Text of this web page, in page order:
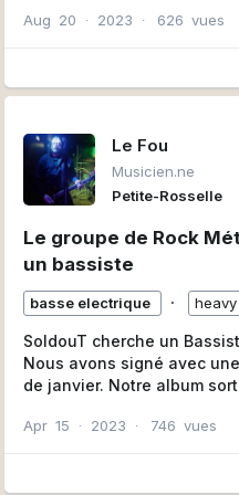
Aug 20 ∙ 2023 ∙ 626 vues
Le Fou
Musicien.ne
Petite-Rosselle
Le groupe de Rock
un bassiste
basse electrique ∙
SoldouT cherche un
Nous avons signé avec
de janvier. Notre album
faire de la scène, avoir
Si tu penses être notre
Apr 15 ∙ 2023 ∙ 746 vues